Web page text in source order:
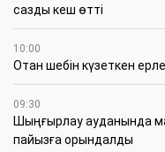
сазды кеш өтті
10:00
Отан шебін күзеткен
09:30
​Шыңғырлау ауданында
пайызға орындалды